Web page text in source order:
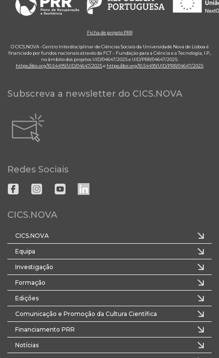
Ficha de projeto PRR
O CICS.NOVA - Centro Interdisciplinar de Ciências Sociais da Universidade Nova de Lisboa é
financiado por fundos nacionais através da FCT – Fundação para a Ciência e a Tecnologia, I.P.,
no âmbito dos projetos UID/04647/2025 e UID/PRR/04647/2025.
https://doi.org/10.54499/UID/04647/2025e https://doi.org/10.54499/UID/PRR/04647/2025
Subscreva a newsletter do CICS.NOVA
Redes Sociais
CICS.NOVA
CICS.NOVA
Equipa
Investigação
Formação
Edições
Comunicação e Promoção da Cultura Científica
Financiamento PRR
Notícias